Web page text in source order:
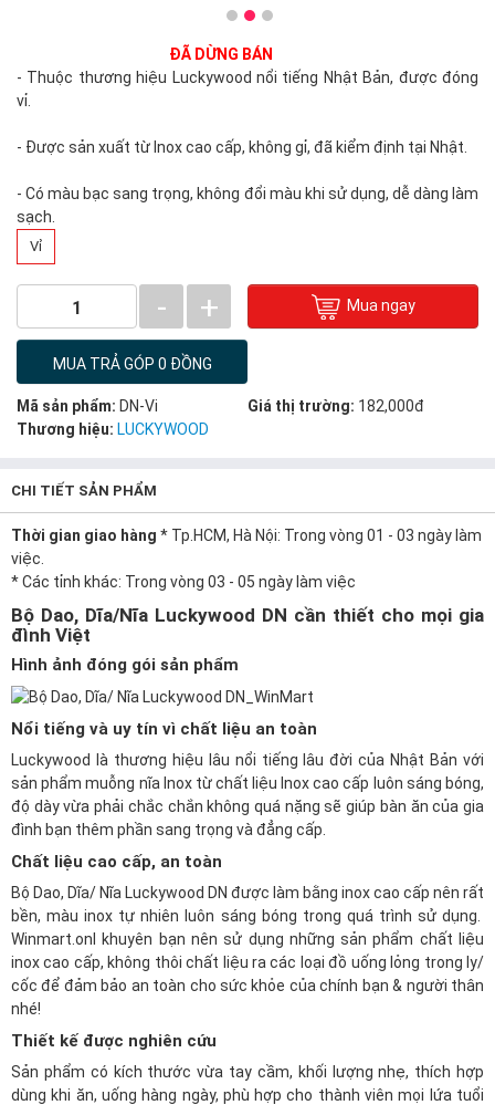
ĐÃ DỪNG BÁN
- Thuộc thương hiệu Luckywood nổi tiếng Nhật Bản, được đóng
vỉ.
- Được sản xuất từ Inox cao cấp, không gỉ, đã kiểm định tại Nhật.
- Có màu bạc sang trọng, không đổi màu khi sử dụng, dễ dàng làm
sạch.
Vỉ
1 - + Mua ngay
MUA TRẢ GÓP 0 ĐỒNG
Mã sản phẩm: DN-Vi Giá thị trường: 182,000đ
Thương hiệu: LUCKYWOOD
CHI TIẾT SẢN PHẨM
Thời gian giao hàng * Tp.HCM, Hà Nội: Trong vòng 01 - 03 ngày làm
việc.
* Các tỉnh khác: Trong vòng 03 - 05 ngày làm việc
Bộ Dao, Dĩa/Nĩa Luckywood DN cần thiết cho mọi gia
đình Việt
Hình ảnh đóng gói sản phẩm
Nổi tiếng và uy tín vì chất liệu an toàn
Luckywood là thương hiệu lâu nổi tiếng lâu đời của Nhật Bản với
sản phẩm muỗng nĩa Inox từchất liệu Inox cao cấp luôn sáng bóng,
độ dày vừa phải chắc chắn không quá nặng sẽ giúp bàn ăn của gia
đình bạn thêm phần sang trọng và đẳng cấp.
Chất liệu cao cấp, an toàn
Bộ Dao, Dĩa/ Nĩa Luckywood DN được làm bằng inox cao cấp nên rất
bền, màu inox tự nhiên luôn sáng bóng trong quá trình sử dụng.
Winmart.onl
khuyên bạn nên sử dụng những sản phẩm chất liệu
inox cao cấp, không thôi chất liệu ra các loại đồ uống lỏng trong ly/
cốc để đảm bảo an toàn cho sức khỏe của chính bạn & người thân
nhé!
Thiết kế được nghiên cứu
Sản phẩm có kích thước vừa tay cầm, khối lượng nhẹ, thích hợp
dùng khi ăn, uống hàng ngày, phù hợp cho thành viên mọi lứa tuổi